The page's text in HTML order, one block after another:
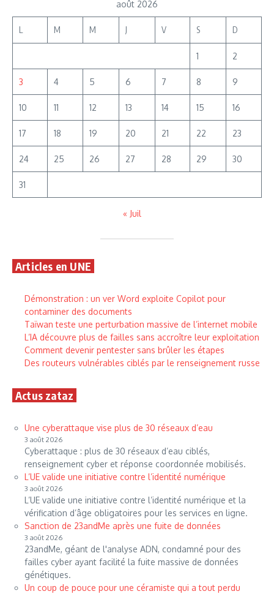
août 2026
L M M J V S D
1 2
3 4 5 6 7 8 9
10 11 12 13 14 15 16
17 18 19 20 21 22 23
24 25 26 27 28 29 30
31
« Juil
Articles en UNE
Démonstration : un ver Word exploite Copilot pour
contaminer des documents
Taïwan teste une perturbation massive de l’internet mobile
L’IA découvre plus de failles sans accroître leur exploitation
Comment devenir pentester sans brûler les étapes
Des routeurs vulnérables ciblés par le renseignement russe
Actus zataz
Une cyberattaque vise plus de 30 réseaux d’eau
3 août 2026
Cyberattaque : plus de 30 réseaux d’eau ciblés,
renseignement cyber et réponse coordonnée mobilisés.
L’UE valide une initiative contre l’identité numérique
3 août 2026
L’UE valide une initiative contre l’identité numérique et la
vérification d’âge obligatoires pour les services en ligne.
Sanction de 23andMe après une fuite de données
3 août 2026
23andMe, géant de l'analyse ADN, condamné pour des
failles cyber ayant facilité la fuite massive de données
génétiques.
Un coup de pouce pour une céramiste qui a tout perdu